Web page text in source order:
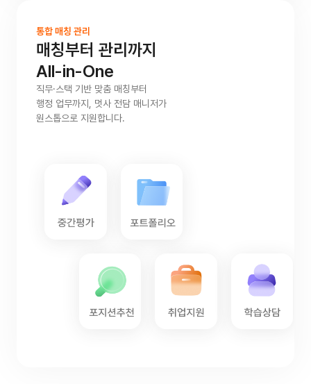
통합 매칭 관리
매칭부터 관리까지
All-in-One
직무·스택 기반 맞춤 매칭부터
행정 업무까지, 멋사 전담 매니저가
원스톱으로 지원합니다.